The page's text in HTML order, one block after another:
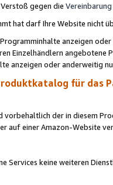
gegen die Vereinbarung
hat darf Ihre Website nicht
anzeigen
Einzelhändlern
anzeigen oder anderweitig
für das
vorbehaltlich der in diesem
auf einer Amazon-Website
Services keine weiteren